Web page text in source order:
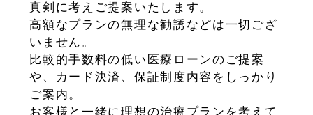
真剣に考えご提案いたします。
高額なプランの無理な勧誘などは一切ござ
いません。
比較的手数料の低い医療ローンのご提案
や、カード決済、保証制度内容をしっかり
ご案内。
お客様と一緒に理想の治療プランを考えて